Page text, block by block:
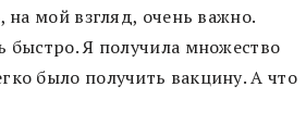
на мой взгляд, очень важно.
быстро. Я получила множество
было получить вакцину. А что